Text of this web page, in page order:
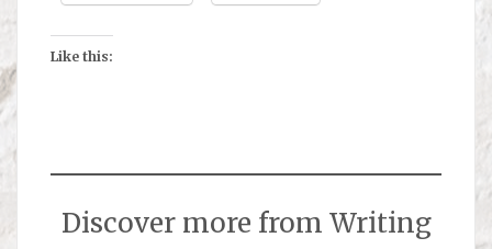
Like this:
Discover more from Writing